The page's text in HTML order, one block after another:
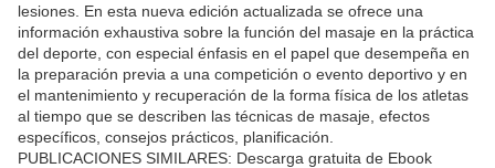
lesiones. En esta nueva edición actualizada se ofrece una
información exhaustiva sobre la función del masaje en la práctica
del deporte, con especial énfasis en el papel que desempeña en
la preparación previa a una competición o evento deportivo y en
el mantenimiento y recuperación de la forma física de los atletas
al tiempo que se describen las técnicas de masaje, efectos
específicos, consejos prácticos, planificación.
PUBLICACIONES SIMILARES: Descarga gratuita de Ebook